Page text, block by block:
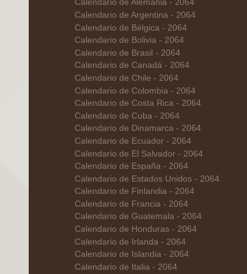
Calendario de Alemania - 2064
Calendario de Argentina - 2064
Calendario de Bélgica - 2064
Calendario de Bolivia - 2064
Calendario de Brasil - 2064
Calendario de Canadá - 2064
Calendario de Chile - 2064
Calendario de Colombia - 2064
Calendario de Costa Rica - 2064
Calendario de Cuba - 2064
Calendario de Dinamarca - 2064
Calendario de Ecuador - 2064
Calendario de El Salvador - 2064
Calendario de España - 2064
Calendario de Estados Unidos - 2064
Calendario de Finlandia - 2064
Calendario de Francia - 2064
Calendario de Guatemala - 2064
Calendario de Honduras - 2064
Calendario de Irlanda - 2064
Calendario de Islandia - 2064
Calendario de Italia - 2064